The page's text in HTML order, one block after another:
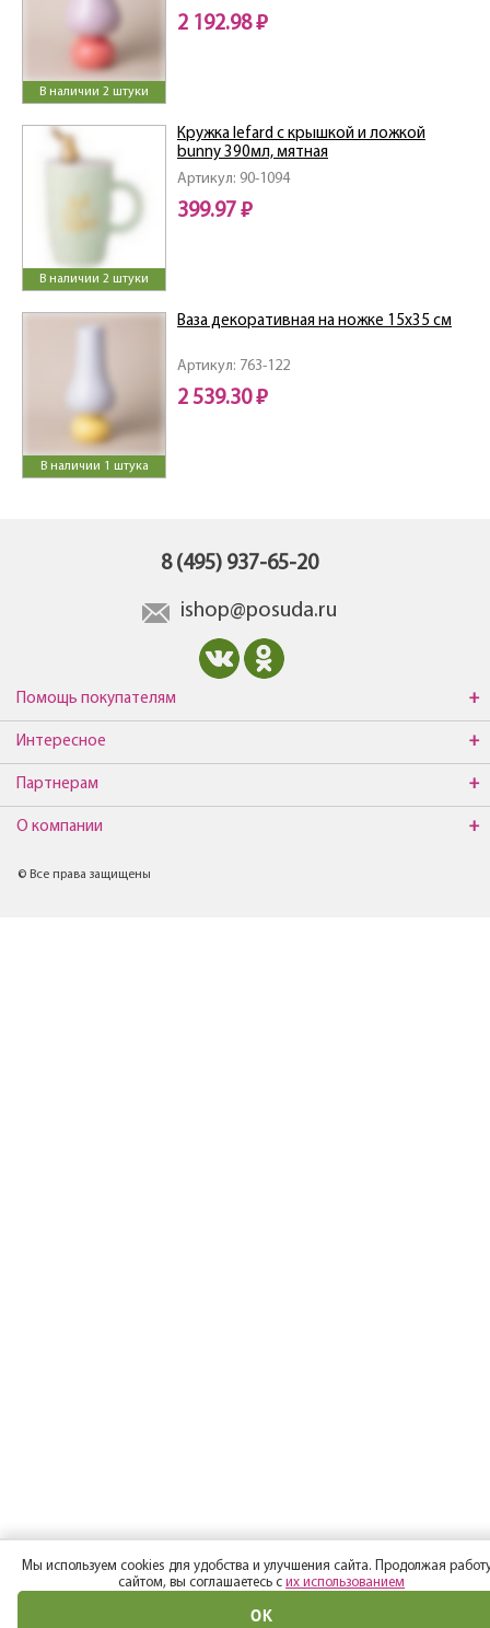
В наличии 2 штуки
2 192.98 ₽
В наличии 2 штуки
Артикул: 90-1094
Кружка lefard с крышкой и ложкой
bunny 390мл, мятная
399.97 ₽
В наличии 1 штука
Артикул: 763-122
Ваза декоративная на ножке 15х35 см
2 539.30 ₽
8 (495) 937-65-20
ishop@posuda.ru
Помощь покупателям
Интересное
Партнерам
О компании
© Все права защищены
Мы используем cookies для удобства и улучшения сайта. Продолжая
сайтом, вы соглашаетесь с их использованием
ОК